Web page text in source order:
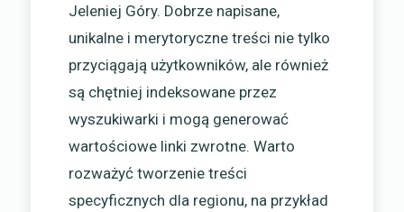
Jeleniej Góry. Dobrze napisane,
unikalne i merytoryczne treści nie tylko
przyciągają użytkowników, ale również
są chętniej indeksowane przez
wyszukiwarki i mogą generować
wartościowe linki zwrotne. Warto
rozważyć tworzenie treści
specyficznych dla regionu, na przykład